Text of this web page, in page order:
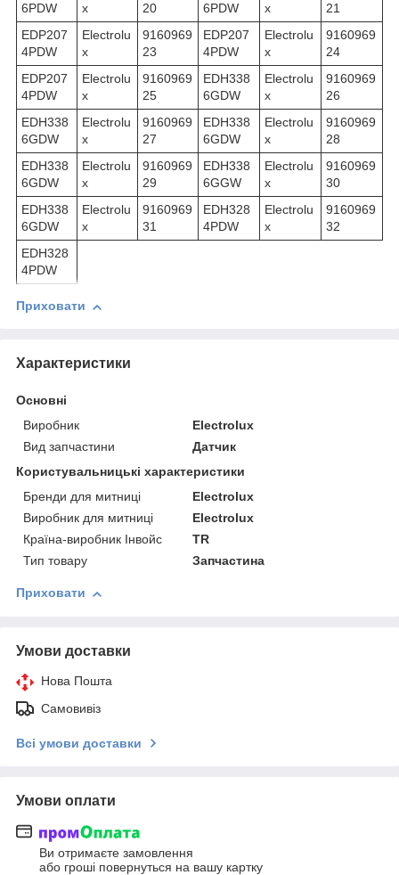
6PDW
x
20
6PDW
x
21
EDP207
4PDW
Electrolu
x
9160969
23
EDP207
4PDW
Electrolu
x
9160969
24
EDP207
4PDW
Electrolu
x
9160969
25
EDH338
6GDW
Electrolu
x
9160969
26
EDH338
6GDW
Electrolu
x
9160969
27
EDH338
6GDW
Electrolu
x
9160969
28
EDH338
6GDW
Electrolu
x
9160969
29
EDH338
6GGW
Electrolu
x
9160969
30
EDH338
6GDW
Electrolu
x
9160969
31
EDH328
4PDW
Electrolu
x
9160969
32
EDH328
4PDW
Приховати
Характеристики
Основні
Виробник
Electrolux
Вид запчастини
Датчик
Користувальницькі характеристики
Бренди для митниці
Electrolux
Виробник для митниці
Electrolux
Країна-виробник Інвойс
TR
Тип товару
Запчастина
Приховати
Умови доставки
Нова Пошта
Самовивіз
Всі умови доставки
Умови оплати
Ви отримаєте замовлення
або гроші повернуться на вашу картку